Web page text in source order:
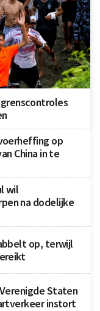
op
China in te
wil
na dodelijke
op, terwijl
Staten
instort